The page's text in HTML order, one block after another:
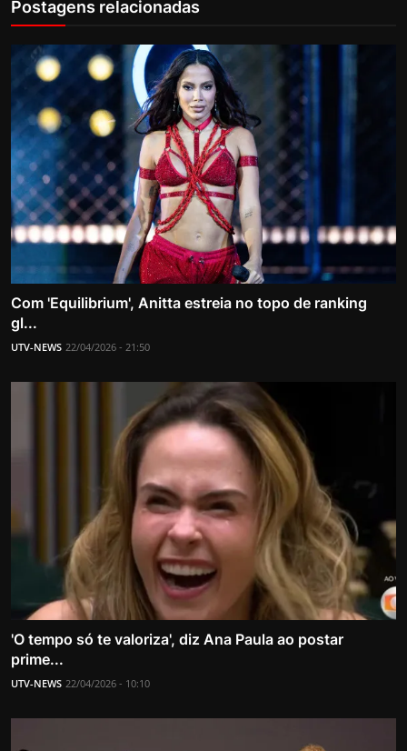
Postagens relacionadas
Com 'Equilibrium', Anitta estreia no topo de ranking
gl...
UTV-NEWS 22/04/2026 - 21:50
'O tempo só te valoriza', diz Ana Paula ao postar
prime...
UTV-NEWS 22/04/2026 - 10:10